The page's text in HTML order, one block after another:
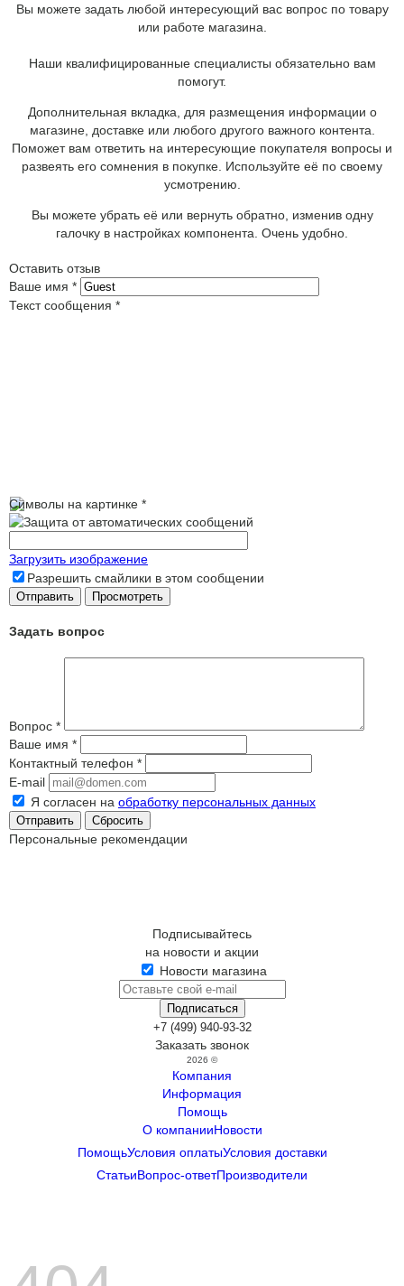
Вы можете задать любой интересующий вас вопрос по товару
или работе магазина.
Наши квалифицированные специалисты обязательно вам
помогут.
Дополнительная вкладка, для размещения информации о
магазине, доставке или любого другого важного контента.
Поможет вам ответить на интересующие покупателя вопросы и
развеять его сомнения в покупке. Используйте её по своему
усмотрению.
Вы можете убрать её или вернуть обратно, изменив одну
галочку в настройках компонента. Очень удобно.
Оставить отзыв
Ваше имя *
Текст сообщения *
Символы на картинке *
Загрузить изображение
Разрешить смайлики в этом сообщении
Задать вопрос
Вопрос *
Ваше имя *
Контактный телефон *
E-mail
Я согласен на обработку персональных данных
Сбросить
Персональные рекомендации
Подписывайтесь
на новости и акции
Новости магазина
+7 (499) 940-93-32
Заказать звонок
2026 ©
Компания
Информация
Помощь
О компанииНовости
ПомощьУсловия оплатыУсловия доставки
СтатьиВопрос-ответПроизводители